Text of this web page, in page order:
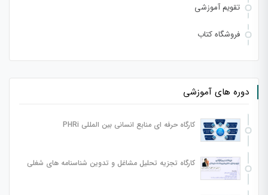
تقویم آموزشی
فروشگاه کتاب
دوره های آموزشی
کارگاه حرفه ای منابع انسانی بین المللی PHRi
کارگاه تجزیه تحلیل مشاغل و تدوین شناسنامه های شغلی